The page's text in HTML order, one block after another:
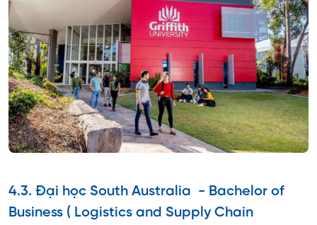
4.3. Đại học South Australia - Bachelor of
Business ( Logistics and Supply Chain